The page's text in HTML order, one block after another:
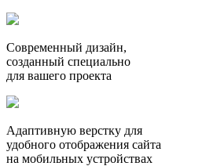
Современный дизайн,
созданный специально
для вашего проекта
Адаптивную верстку для
удобного отображения сайта
на мобильных устройствах